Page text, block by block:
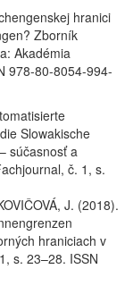
hranici
Zborník
Akadémia
978-80-8054-994-
Slowakische
súčasnosť a
č. 1, s.
J. (2018).
hraniciach v
s. 23–28. ISSN